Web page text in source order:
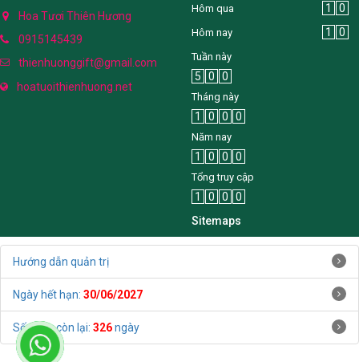
Hoa Tươi Thiên Hương
0915145439
thienhuonggift@gmail.com
hoatuoithienhuong.net
Hôm qua 1 0
Hôm nay 1 0
Tuần này
5 0 0
Tháng này
1 0 0 0
Năm nay
1 0 0 0
Tổng truy cập
1 0 0
0
Sitemaps
Hướng dẫn quản trị
Ngày hết hạn: 30/06/2027
Số ngày còn lại: 326ngày